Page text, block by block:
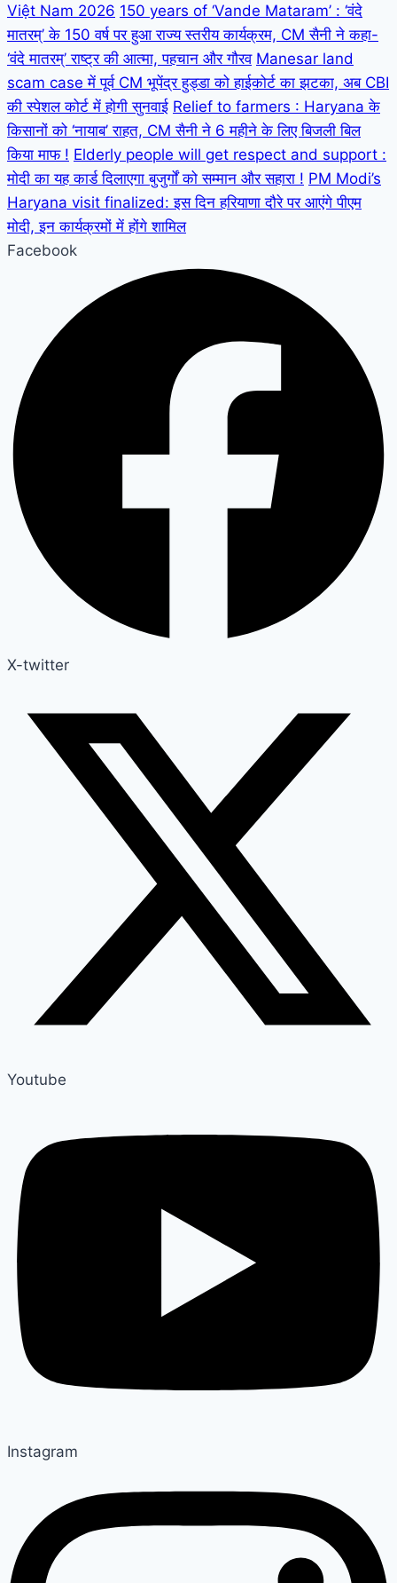
Việt Nam 2026 150 years of ‘Vande Mataram’ : ‘वंदे
मातरम्’ के 150 वर्ष पर हुआ राज्य स्तरीय कार्यक्रम, CM सैनी ने कहा-
‘वंदे मातरम्’ राष्ट्र की आत्मा, पहचान और गौरव Manesar land
scam case में पूर्व CM भूपेंद्र हुड्डा को हाईकोर्ट का झटका, अब CBI
की स्पेशल कोर्ट में होगी सुनवाई Relief to farmers : Haryana के
किसानों को ‘नायाब’ राहत, CM सैनी ने 6 महीने के लिए बिजली बिल
किया माफ ! Elderly people will get respect and support :
मोदी का यह कार्ड दिलाएगा बुजुर्गों को सम्मान और सहारा ! PM Modi’s
Haryana visit finalized: इस दिन हरियाणा दौरे पर आएंगे पीएम
मोदी, इन कार्यक्रमों में होंगे शामिल
Facebook
X-twitter
Youtube
Instagram